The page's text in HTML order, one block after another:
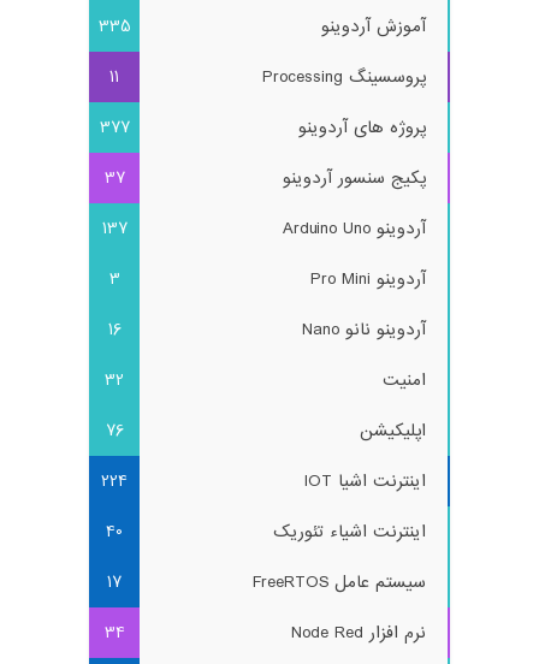
آموزش آردوینو
335
پروسسینگ Processing
11
پروژه های آردوینو
377
پکیج سنسور آردوینو
37
آردوینو Arduino Uno
137
آردوینو Pro Mini
3
آردوینو نانو Nano
16
امنیت
32
اپلیکیشن
76
اینترنت اشیا IOT
224
اینترنت اشیاء تئوریک
40
سیستم عامل FreeRTOS
17
نرم افزار Node Red
34